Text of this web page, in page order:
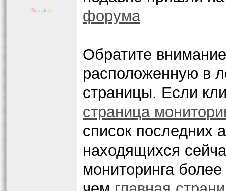
форума
Обратите
расположенную в
страницы. Если
страница
список последних
находящихся
мониторинга